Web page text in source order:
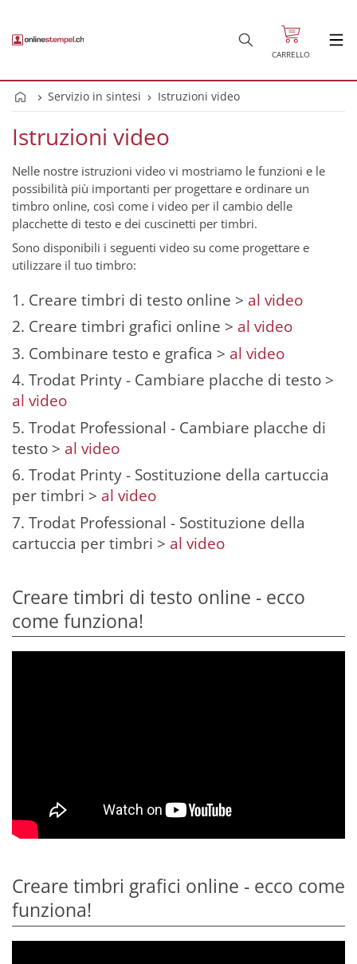
CARRELLO
Servizio in sintesi Istruzioni video
Istruzioni video
Nelle nostre istruzioni video vi mostriamo le funzioni e le
possibilità più importanti per progettare e ordinare un
timbro online, così come i video per il cambio delle
placchette di testo e dei cuscinetti per timbri.
Sono disponibili i seguenti video su come progettare e
utilizzare il tuo timbro:
1. Creare timbri di testo online > al video
2. Creare timbri grafici online > al video
3. Combinare testo e grafica > al video
4. Trodat Printy - Cambiare placche di testo >
al video
5. Trodat Professional - Cambiare placche di
testo > al video
6. Trodat Printy - Sostituzione della cartuccia
per timbri > al video
7. Trodat Professional - Sostituzione della
cartuccia per timbri > al video
Creare timbri di testo online - ecco
come funziona!
Creare timbri grafici online - ecco come
funziona!